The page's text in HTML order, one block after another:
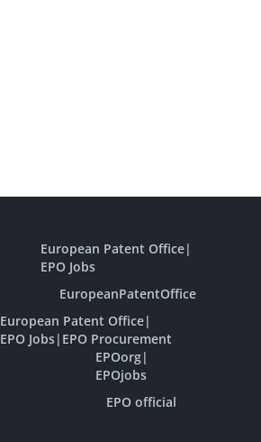
European Patent Office|
EPO Jobs
EuropeanPatentOffice
European Patent Office|
EPO Jobs| EPO Procurement
EPOorg|
EPOjobs
EPO official